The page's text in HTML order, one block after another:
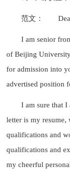
范文：
I am senior
of Beijing
for admission into
advertised position
I am sure that
letter is my
qualifications and
qualifications and
my cheerful